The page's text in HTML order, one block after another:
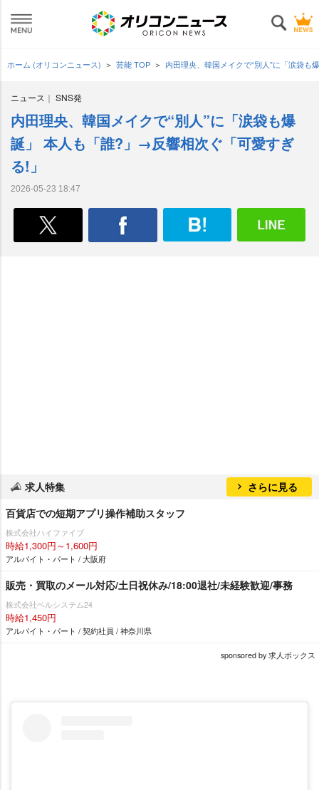
ホーム (オリコンニュース) 芸能 TOP 内田理央、韓国メイクで“別人”に「涙袋
ニュース SNS発
内田理央、韓国メイクで“別人”に「涙袋も爆
誕」 本人も「誰?」→反響相次ぐ「可愛すぎ
る!」
2026-05-23 18:47
求人特集
さらに見る
百貨店での短期アプリ操作補助スタッフ
株式会社ハイファイブ
時給1,300円～1,600円
アルバイト・パート / 大阪府
販売・買取のメール対応/土日祝休み/18:00退社/未経験歓迎/事務
株式会社ベルシステム24
時給1,450円
アルバイト・パート / 契約社員 / 神奈川県
sponsored by 求人ボックス